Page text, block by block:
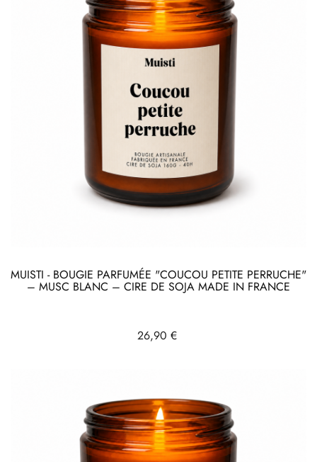
MUISTI - BOUGIE PARFUMÉE "COUCOU PETITE PERRUCHE"
– MUSC BLANC – CIRE DE SOJA MADE IN FRANCE
Prix
26,90 €